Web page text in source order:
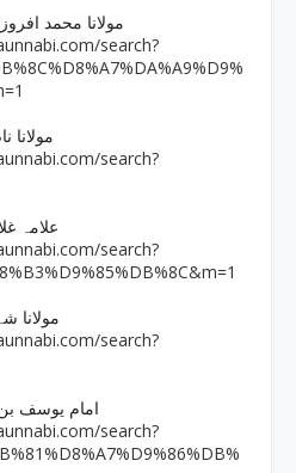
�� مولانا محمد
search?
��
search?
��
search?
��
search?
�� امام یوسف
search?